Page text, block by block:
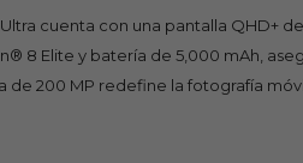
Ultra cuenta con una pantalla QHD+
8 Elite y batería de 5,000 mAh,
de 200 MP redefine la fotografía